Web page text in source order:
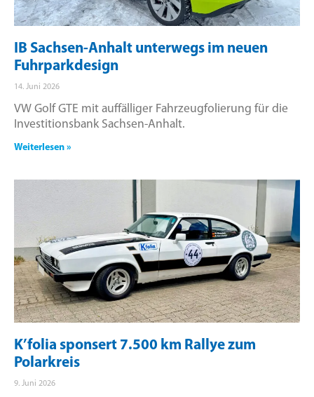
IB Sachsen-Anhalt unterwegs im neuen
Fuhrparkdesign
14. Juni 2026
VW Golf GTE mit auffälliger Fahrzeugfolierung für die
Investitionsbank Sachsen-Anhalt.
Weiterlesen »
K’folia sponsert 7.500 km Rallye zum
Polarkreis
9. Juni 2026